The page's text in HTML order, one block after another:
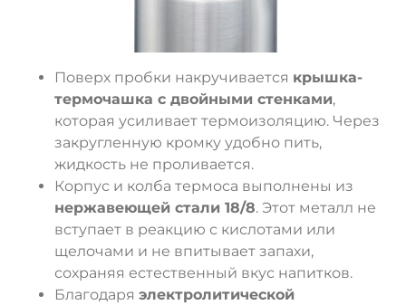
Поверх пробки накручивается крышка-
термочашка с двойными стенками,
которая усиливает термоизоляцию. Через
закругленную кромку удобно пить,
жидкость не проливается.
Корпус и колба термоса выполнены из
нержавеющей стали 18/8. Этот металл не
вступает в реакцию с кислотами или
щелочами и не впитывает запахи,
сохраняя естественный вкус напитков.
Благодаря электролитической